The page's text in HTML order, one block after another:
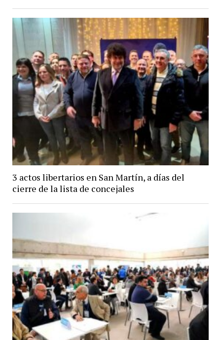
3 actos libertarios en San Martín, a días del
cierre de la lista de concejales